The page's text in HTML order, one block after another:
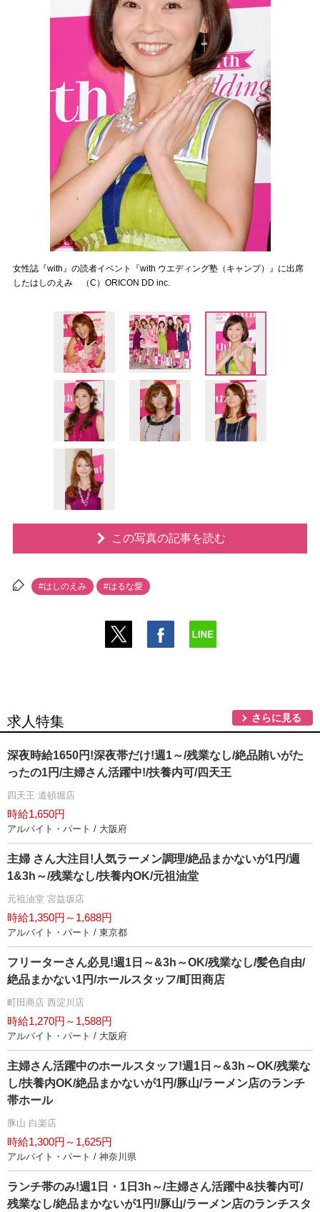
女性誌『with』の読者イベント『with ウエディング塾（キャンプ）』に出席
したはしのえみ （C）ORICON DD inc.
この写真の記事を読む
#はしのえみ #はるな愛
求人特集 さらに見る
深夜時給1650円!深夜帯だけ!週1～/残業なし/絶品賄いがた
ったの1円/主婦さん活躍中!/扶養内可/四天王
四天王 道頓堀店
時給1,650円
アルバイト・パート / 大阪府
主婦 さん大注目!人気ラーメン調理/絶品まかないが1円/週
1&3h～/残業なし/扶養内OK/元祖油堂
元祖油堂 宮益坂店
時給1,350円～1,688円
アルバイト・パート / 東京都
フリーターさん必見!週1日～&3h～OK/残業なし/髪色自由/
絶品まかない1円/ホールスタッフ/町田商店
町田商店 西淀川店
時給1,270円～1,588円
アルバイト・パート / 大阪府
主婦さん活躍中のホールスタッフ!週1日～&3h～OK/残業な
し/扶養内OK/絶品まかないが1円/豚山/ラーメン店のランチ
帯ホール
豚山 白楽店
時給1,300円～1,625円
アルバイト・パート / 神奈川県
ランチ帯のみ!週1日・1日3h～/主婦さん活躍中&扶養内可/
残業なし/絶品まかないが1円!/豚山/ラーメン店のランチスタ